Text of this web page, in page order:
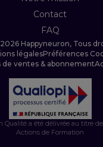
Contact
FAQ
Happyneuron, Tous
légalesPréférences
de ventes & abonnement
Qualité a été délivrée au titre
Actions de Formation